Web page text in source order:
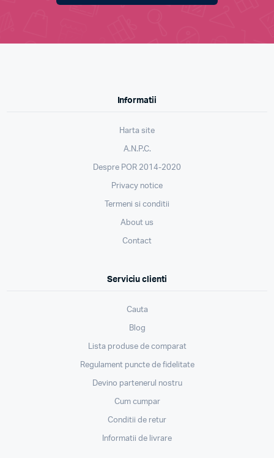
Informatii
Harta site
A.N.P.C.
Despre POR 2014-2020
Privacy notice
Termeni si conditii
About us
Contact
Serviciu clienti
Cauta
Blog
Lista produse de comparat
Regulament puncte de fidelitate
Devino partenerul nostru
Cum cumpar
Conditii de retur
Informatii de livrare